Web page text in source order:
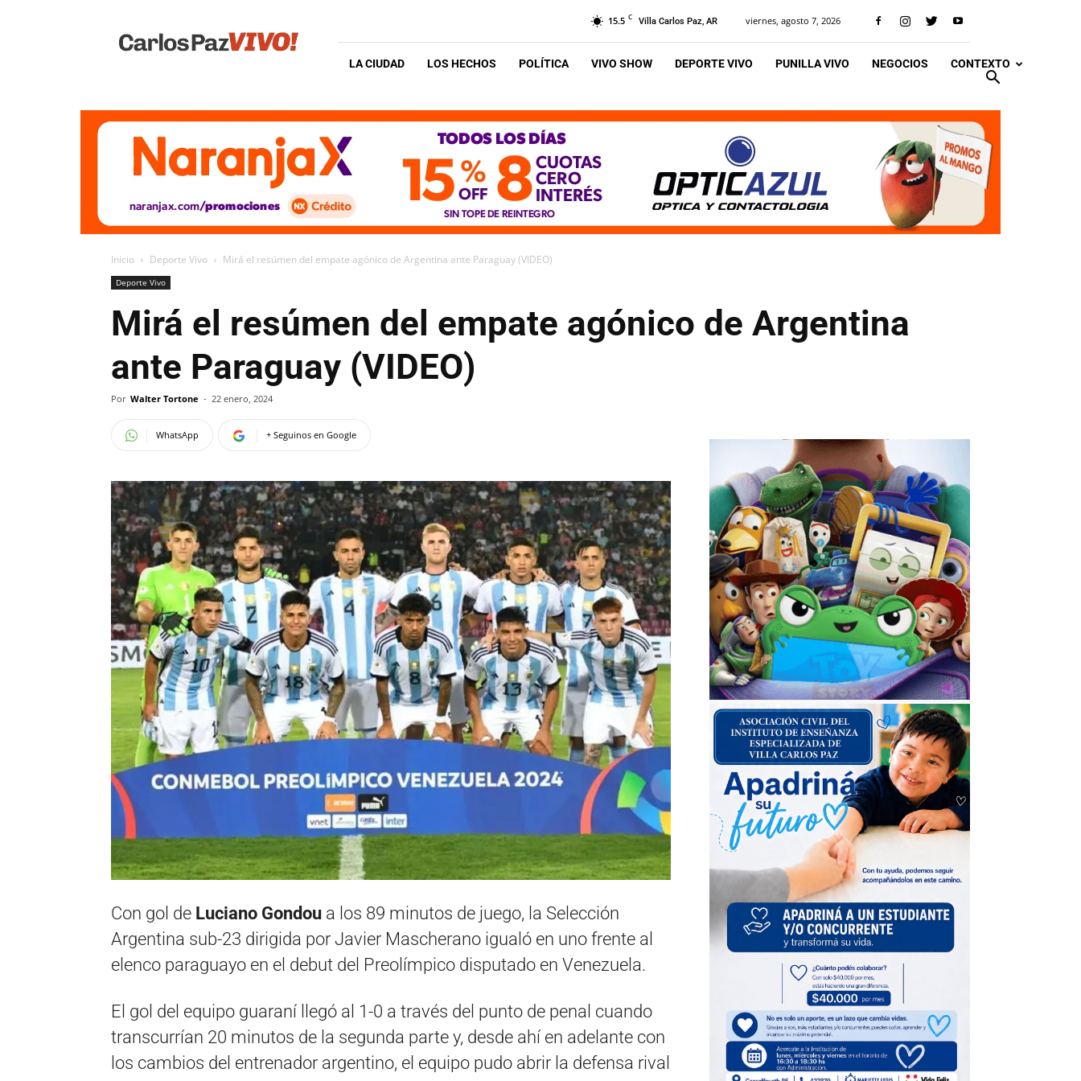
Vivo
15.5 C Villa Carlos Paz, AR viernes, agosto 7, 2026
LA CIUDAD LOS HECHOS POLÍTICA VIVO SHOW DEPORTE VIVO PUNILLA VIVO NEGOCIOS CONTEXTO
Inicio Deporte Vivo Mirá el resúmen del empate agónico de Argentina ante Paraguay (VIDEO)
Deporte Vivo
Mirá el resúmen del empate agónico de Argentina
ante Paraguay (VIDEO)
Por Walter Tortone - 22 enero, 2024
WhatsApp + Seguinos en Google
Con gol de Luciano Gondou a los 89 minutos de juego, la Selección
Argentina sub-23 dirigida por Javier Mascherano igualó en uno frente al
elenco paraguayo en el debut del Preolímpico disputado en Venezuela.
El gol del equipo guaraní llegó al 1-0 a través del punto de penal cuando
transcurrían 20 minutos de la segunda parte y, desde ahí en adelante con
los cambios del entrenador argentino, el equipo pudo abrir la defensa rival